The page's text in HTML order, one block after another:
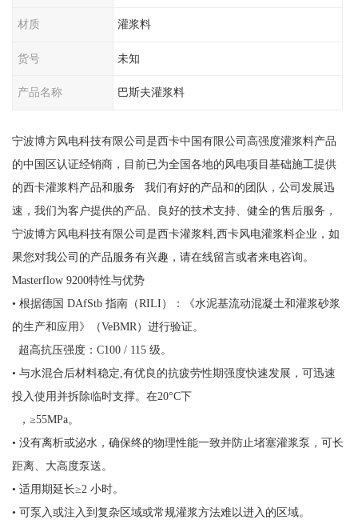
材质 灌浆料
货号 未知
产品名称 巴斯夫灌浆料
宁波博方风电科技有限公司是西卡中国有限公司高强度灌浆料产品
的中国区认证经销商，目前已为全国各地的风电项目基础施工提供
的西卡灌浆料产品和服务 我们有好的产品和的团队，公司发展迅
速，我们为客户提供的产品、良好的技术支持、健全的售后服务，
宁波博方风电科技有限公司是西卡灌浆料,西卡风电灌浆料企业，如
果您对我公司的产品服务有兴趣，请在线留言或者来电咨询。
Masterflow 9200特性与优势
• 根据德国 DAfStb 指南（RILI）：《水泥基流动混凝土和灌浆砂浆
的生产和应用》（VeBMR）进行验证。
超高抗压强度：C100 / 115 级。
• 与水混合后材料稳定,有优良的抗疲劳性期强度快速发展，可迅速
投入使用并拆除临时支撑。在20°C下
，≥55MPa。
• 没有离析或泌水，确保终的物理性能一致并防止堵塞灌浆泵，可长
距离、大高度泵送。
• 适用期延长≥2 小时。
• 可泵入或注入到复杂区域或常规灌浆方法难以进入的区域。